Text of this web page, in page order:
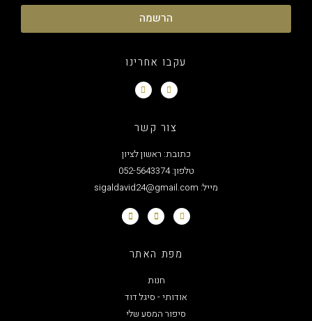
הרשמה
עקבו אחרינו
צור קשר
כתובת: ראשון לציון
טלפון: 052-5643374
מפת האתר
אודותי - סיגל דוד
סיפור המסע שלי